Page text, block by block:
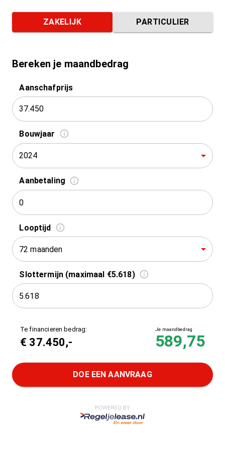
ZAKELIJK PARTICULIER
Bereken je maandbedrag
Aanschafprijs
Bouwjaar
2024
Aanbetaling
Looptijd
72 maanden
Slottermijn (maximaal €5.618)
Te financieren bedrag:
€ 37.450,-
Je maandbedrag
589,75
DOE EEN AANVRAAG